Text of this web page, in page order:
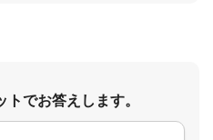
でお答えします。